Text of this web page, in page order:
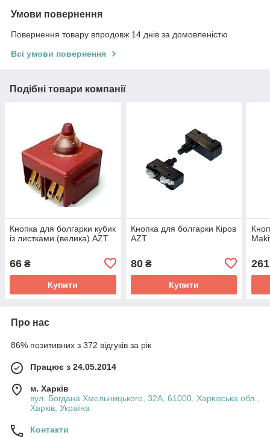
Умови повернення
Повернення товару впродовж 14 днів за домовленістю
Всі умови повернення
Подібні товари компанії
Кнопка для болгарки кубик
із листками (велика) AZT
66 ₴
Купити
Кнопка для болгарки Кіров
AZT
80₴
Купити
261
Про нас
86% позитивних з 372 відгуків за рік
Працює з 24.05.2014
м. Харків
вул. Богдана Хмельницького, 32А, 61000, Харківська обл.,
Харків, Україна
Контакти